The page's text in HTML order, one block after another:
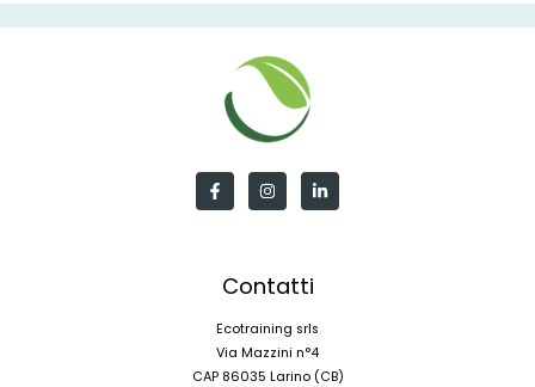
Contatti
Ecotraining srls
Via Mazzini n°4
CAP 86035 Larino (CB)